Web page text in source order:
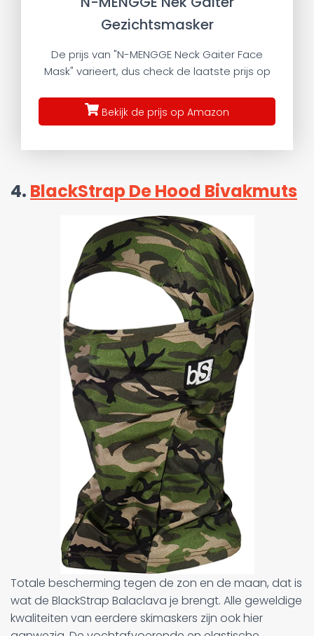
Gezichtsmasker
De prijs van "N-MENGGE Neck Gaiter Face
Mask" varieert, dus check de laatste prijs op
Bekijk de prijs op Amazon
4. BlackStrap De Hood Bivakmuts
Totale bescherming tegen de zon en de maan, dat is
wat de BlackStrap Balaclava je brengt. Alle geweldige
kwaliteiten van eerdere skimaskers zijn ook hier